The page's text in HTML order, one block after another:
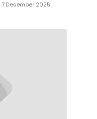
7 Desember 2025